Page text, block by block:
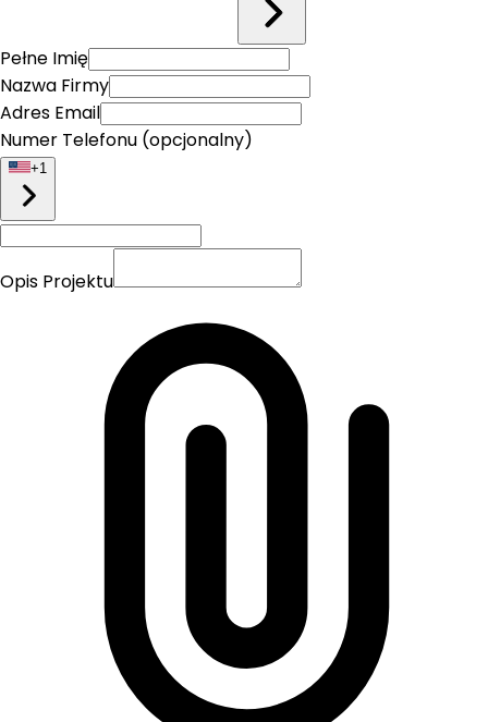
Pełne Imię
Nazwa Firmy
Adres Email
Numer Telefonu (opcjonalny)
+1
Opis Projektu